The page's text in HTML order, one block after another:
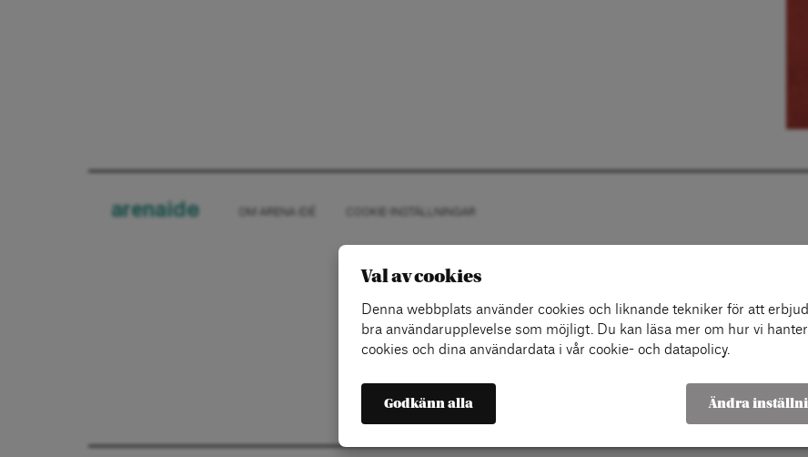
arenaide OM ARENA IDÉ COOKIE-INSTÄLLNINGAR
Val av cookies
Denna webbplats använder cookies och liknande tekniker för att
bra användarupplevelse som möjligt. Du kan läsa mer om hur vi
cookies och dina användardata i vår cookie- och datapolicy.
Godkänn alla Ändra